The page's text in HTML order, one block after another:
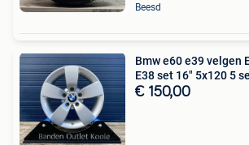
Beesd
Bmw e60 e39 velgen
E38 set 16" 5x120 5
€ 150,00